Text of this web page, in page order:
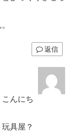
返信
んにち
具屋？